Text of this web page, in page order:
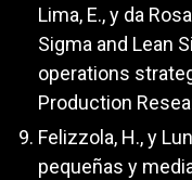
Lima, E., y da
Sigma and Lean
operations
Production
Felizzola, H., y
pequeñas y